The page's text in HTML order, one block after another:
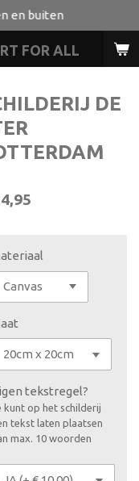
FOR ALL
en buiten
DE
tekstregel?
kunt op het schilderij
tekst laten plaatsen
max. 10 woorden